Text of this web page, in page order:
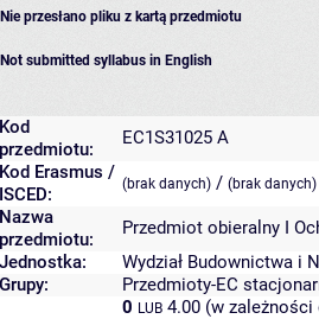
Nie przesłano pliku z kartą przedmiotu
Not submitted syllabus in English
Kod
przedmiotu:
EC1S31025 A
Kod Erasmus /
ISCED:
(brak danych) / (brak danych)
Nazwa
przedmiotu:
Przedmiot obieralny I
Jednostka:
Wydział Budownictwa i
Grupy:
Przedmioty-EC
0 LUB 4.00 (w zależności